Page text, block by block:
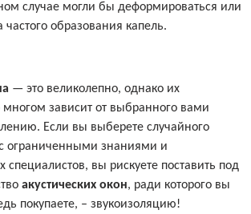
случае могли бы деформироваться или
частого образования капель.
— это великолепно, однако их
многом зависит от выбранного вами
Если вы выберете случайного
ограниченными знаниями и
специалистов, вы рискуете поставить под
акустических окон, ради которого вы
покупаете, – звукоизоляцию!